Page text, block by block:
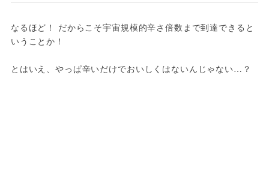
なるほど！ だからこそ宇宙規模的辛さ倍数まで到達できると
いうことか！
とはいえ、やっぱ辛いだけでおいしくはないんじゃない…？